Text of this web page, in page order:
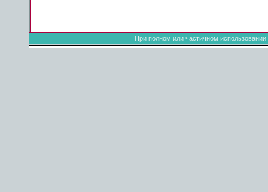
При полном или частичном